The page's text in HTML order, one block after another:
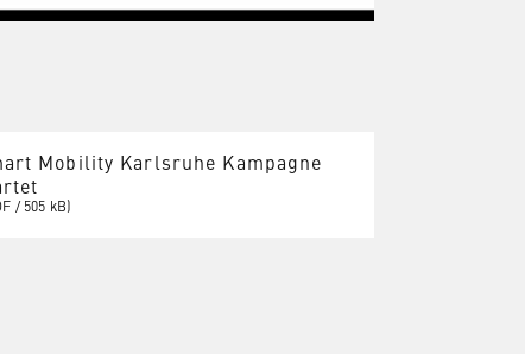
Mobility Karlsruhe Kampagne
/ 505 kB)